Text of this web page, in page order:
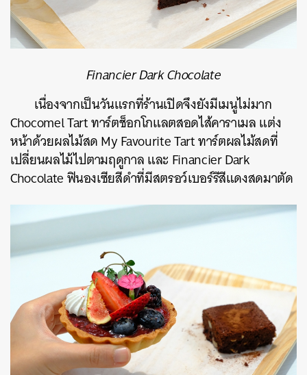
Financier Dark Chocolate
เนื่องจากเป็นวันแรกที่ร้านเปิดจึงยังมีเมนูไม่มาก
Chocomel Tartทาร์ตช็อกโกแลตสอดไส้คาราเมลแต่ง
หน้าด้วยผลไม้สดMy Favourite Tartทาร์ตผลไม้สดที่
เปลี่ยนผลไม้ไปตามฤดูกาลและ Financier Dark
Chocolateฟินองเซียสีดำที่มีสตรอว์เบอร์รีสีแดงสดมาตัด